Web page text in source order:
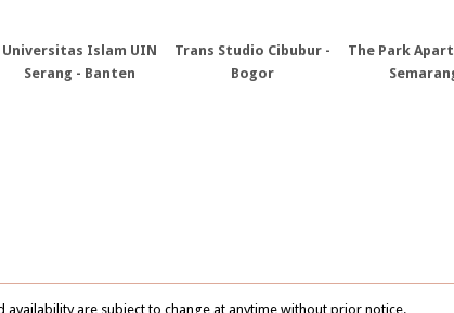
Islam UIN
- Banten
Trans Studio Cibubur -
The Park Apartemen -
Semarang
availability are subject to change at anytime without prior notice.